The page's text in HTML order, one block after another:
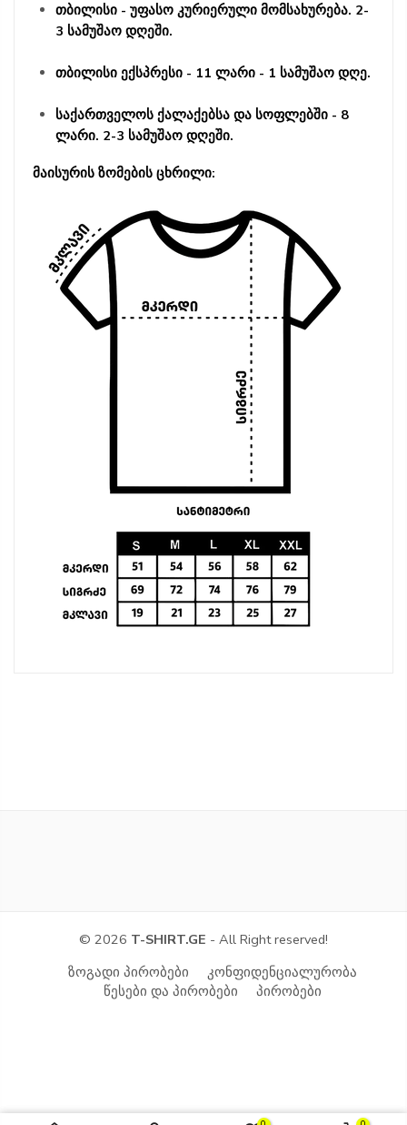
თბილისი - უფასო კურიერული მომსახურება. 2-
3 სამუშაო დღეში.
თბილისი ექსპრესი - 11 ლარი - 1 სამუშაო დღე.
საქართველოს ქალაქებსა და სოფლებში - 8
ლარი. 2-3 სამუშაო დღეში.
მაისურის ზომების ცხრილი:
© 2026 T-SHIRT.GE - All Right reserved!
ზოგადი პირობები
კონფიდენციალურობა
წესები და პირობები
პირობები